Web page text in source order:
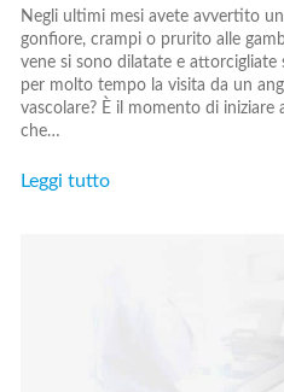
Negli ultimi mesi avete avvertito
gonfiore, crampi o prurito alle
vene si sono dilatate e
per molto tempo la visita da un
vascolare? È il momento di
che…
Leggi tutto